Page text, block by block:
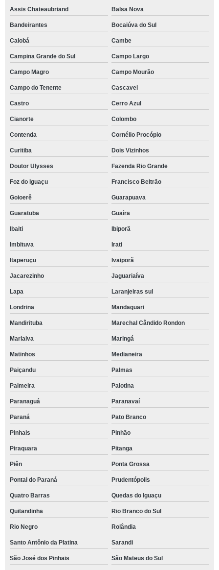
Assis Chateaubriand Balsa Nova
Bandeirantes Bocaiúva do Sul
Caiobá Cambe
Campina Grande do Sul Campo Largo
Campo Magro Campo Mourão
Campo do Tenente Cascavel
Castro Cerro Azul
Cianorte Colombo
Contenda Cornélio Procópio
Curitiba Dois Vizinhos
Doutor Ulysses Fazenda Rio Grande
Foz do Iguaçu Francisco Beltrão
Goioerê Guarapuava
Guaratuba Guaíra
Ibaiti Ibiporã
Imbituva Irati
Itaperuçu Ivaiporã
Jacarezinho Jaguariaíva
Lapa Laranjeiras sul
Londrina Mandaguari
Mandirituba Marechal Cândido Rondon
Marialva Maringá
Matinhos Medianeira
Paiçandu Palmas
Palmeira Palotina
Paranaguá Paranavaí
Paraná Pato Branco
Pinhais Pinhão
Piraquara Pitanga
Piên Ponta Grossa
Pontal do Paraná Prudentópolis
Quatro Barras Quedas do Iguaçu
Quitandinha Rio Branco do Sul
Rio Negro Rolândia
Santo Antônio da Platina Sarandi
São José dos Pinhais São Mateus do Sul